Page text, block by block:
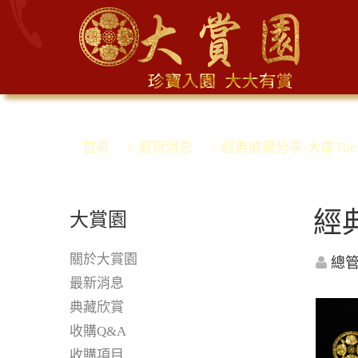
首頁 > 最新消息 > 經典收藏分享-大摩
大賞園
關於大賞園
最新消息
典藏欣賞
收購Q&A
經
總